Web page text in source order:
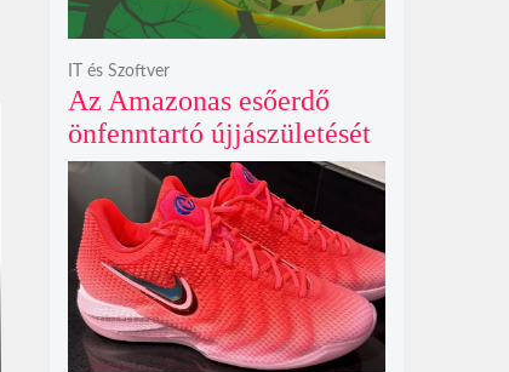
Az Amazonas esőerdő
önfenntartó újjászületését
szimuláló Polyzonia friss
szemléletet hoz az
ökológiai játékok világába
IT és Szoftver